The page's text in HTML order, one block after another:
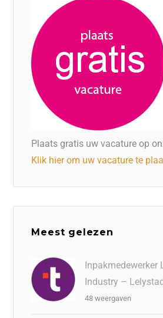
Plaats gratis uw vacature op
Klik hier om uw vacature te
Meest gelezen
Inpakmedewerker
Industry –
48 weergaven